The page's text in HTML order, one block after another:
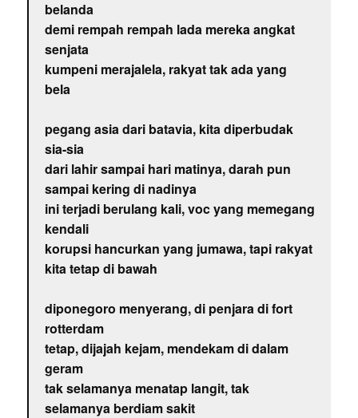
belanda
demi rempah rempah lada mereka angkat
senjata
kumpeni merajalela, rakyat tak ada yang
bela
pegang asia dari batavia, kita diperbudak
sia-sia
dari lahir sampai hari matinya, darah pun
sampai kering di nadinya
ini terjadi berulang kali, voc yang memegang
kendali
korupsi hancurkan yang jumawa, tapi rakyat
kita tetap di bawah
diponegoro menyerang, di penjara di fort
rotterdam
tetap, dijajah kejam, mendekam di dalam
geram
tak selamanya menatap langit, tak
selamanya berdiam sakit